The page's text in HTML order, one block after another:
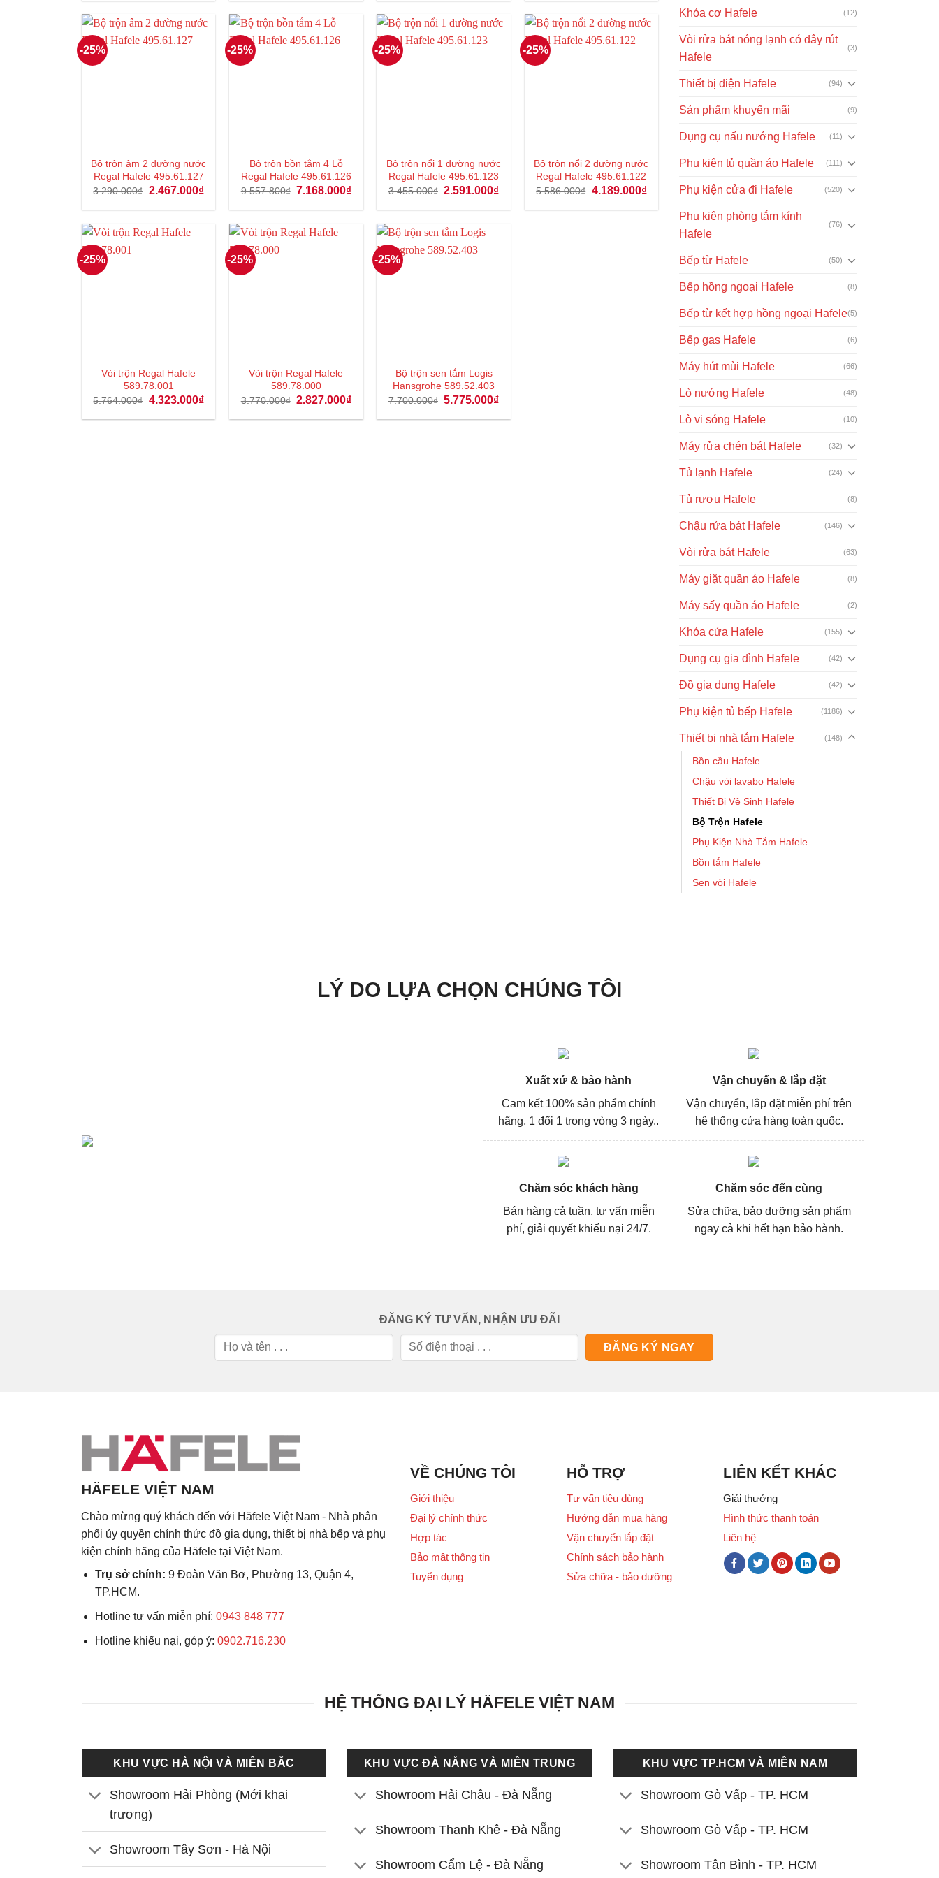
16.000.000₫.
-25%
Bộ trộn âm 2 đường nước
Regal Hafele 495.61.127
3.290.000₫ Giá
là:
2.467.000₫Giá
tại
2.467.000₫.
-25%
Bộ trộn bồn tắm 4 Lỗ
Regal Hafele 495.61.126
9.557.800₫ Giá
là:
7.168.000₫Giá
tại
7.168.000₫.
-25%
Bộ trộn nổi 1 đường nước
Regal Hafele 495.61.123
3.455.000₫ Giá
là:
2.591.000₫Giá
tại
-25%
Bộ trộn nổi 2 đường nước
Regal Hafele 495.61.122
5.586.000₫ Giá
là:
4.189.000₫Giá
tại
4.189.000₫.
-25%
Vòi trộn Regal Hafele
589.78.001
5.764.000₫ Giá
là:
4.323.000₫Giá
tại
-25%
Vòi trộn Regal Hafele
589.78.000
3.770.000₫ Giá
là:
2.827.000₫Giá
tại
-25%
Bộ trộn sen tắm Logis
Hansgrohe 589.52.403
7.700.000₫ Giá
là:
5.775.000₫Giá
tại
Khóa cơ Hafele (12)
Vòi rửa bát nóng lạnh có dây rút
Hafele
(3)
Thiết bị điện Hafele (94)
Sản phẩm khuyến mãi (9)
Dụng cụ nấu nướng Hafele (11)
Phụ kiện tủ quần áo Hafele (111)
Phụ kiện cửa đi Hafele (520)
Phụ kiện phòng tắm kính
Hafele
(76)
Bếp từ Hafele (50)
Bếp hồng ngoại Hafele (8)
Bếp từ kết hợp hồng ngoại Hafele(5)
Bếp gas Hafele (6)
Máy hút mùi Hafele (66)
Lò nướng Hafele (48)
Lò vi sóng Hafele (10)
Máy rửa chén bát Hafele (32)
Tủ lạnh Hafele (24)
Tủ rượu Hafele (8)
Chậu rửa bát Hafele (146)
Vòi rửa bát Hafele (63)
Máy giặt quần áo Hafele (8)
Máy sấy quần áo Hafele (2)
Khóa cửa Hafele (155)
Dụng cụ gia đình Hafele (42)
Đồ gia dụng Hafele (42)
Phụ kiện tủ bếp Hafele (1186)
Thiết bị nhà tắm Hafele (148)
Bồn cầu Hafele
Chậu vòi lavabo Hafele
Thiết Bị Vệ Sinh Hafele
Bộ Trộn Hafele
Phụ Kiện Nhà Tắm Hafele
Bồn tắm Hafele
Sen vòi Hafele
LÝ DO LỰA CHỌN CHÚNG TÔI
Xuất xứ & bảo hành
Cam kết 100% sản phẩm chính
hãng, 1 đổi 1 trong vòng 3 ngày..
Vận chuyển & lắp đặt
Vận chuyển, lắp đặt miễn phí trên
hệ thống cửa hàng toàn quốc.
Chăm sóc khách hàng
Bán hàng cả tuần, tư vấn miễn
phí, giải quyết khiếu nại 24/7.
Chăm sóc đến cùng
Sửa chữa, bảo dưỡng sản phẩm
ngay cả khi hết hạn bảo hành.
ĐĂNG KÝ TƯ VẤN, NHẬN ƯU ĐÃI
HÄFELE VIỆT NAM
Chào mừng quý khách đến với Häfele Việt Nam - Nhà phân
phối ủy quyền chính thức đồ gia dụng, thiết bị nhà bếp và phụ
kiện chính hãng của Häfele tại Việt Nam.
Trụ sở chính: 9 Đoàn Văn Bơ, Phường 13, Quận 4,
TP.HCM.
Hotline tư vấn miễn phí:0943 848 777
Hotline khiếu nại, góp ý:0902.716.230
VỀ CHÚNG TÔI
Giới thiệu
Đại lý chính thức
Hợp tác
Bảo mật thông tin
Tuyển dụng
HỖ TRỢ
Tư vấn tiêu dùng
Hướng dẫn mua hàng
Vận chuyển lắp đặt
Chính sách bảo hành
Sửa chữa - bảo dưỡng
LIÊN KẾT KHÁC
Giải thưởng
Hình thức thanh toán
Liên hệ
HỆ THỐNG ĐẠI LÝ HÄFELE VIỆT NAM
KHU VỰC HÀ NỘI VÀ MIỀN BẮC
Showroom Hải Phòng (Mới khai
trương)
Showroom Tây Sơn - Hà Nội
KHU VỰC ĐÀ NẴNG VÀ MIỀN TRUNG
Showroom Hải Châu - Đà Nẵng
Showroom Thanh Khê - Đà Nẵng
Showroom Cẩm Lệ - Đà Nẵng
KHU VỰC TP.HCM VÀ MIỀN NAM
Showroom Gò Vấp - TP. HCM
Showroom Gò Vấp - TP. HCM
Showroom Tân Bình - TP. HCM